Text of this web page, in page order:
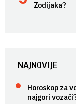
Zodijaka?
NAJNOVIJE
Horoskop za
najgori vozači?